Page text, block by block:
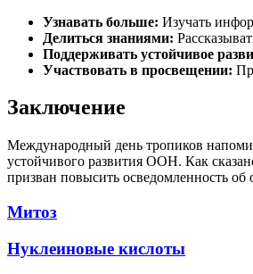
Узнавать больше: Изучать
Делиться знаниями:
Поддерживать устойчивое
Участвовать в просвещении:
Заключение
Международный день тропиков
устойчивого развития ООН. Как
призван повысить осведомленность
Митоз
Нуклеиновые кислоты